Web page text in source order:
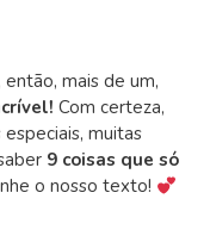
mais de um,
Com certeza,
muitas
9 coisas que só
o nosso texto!